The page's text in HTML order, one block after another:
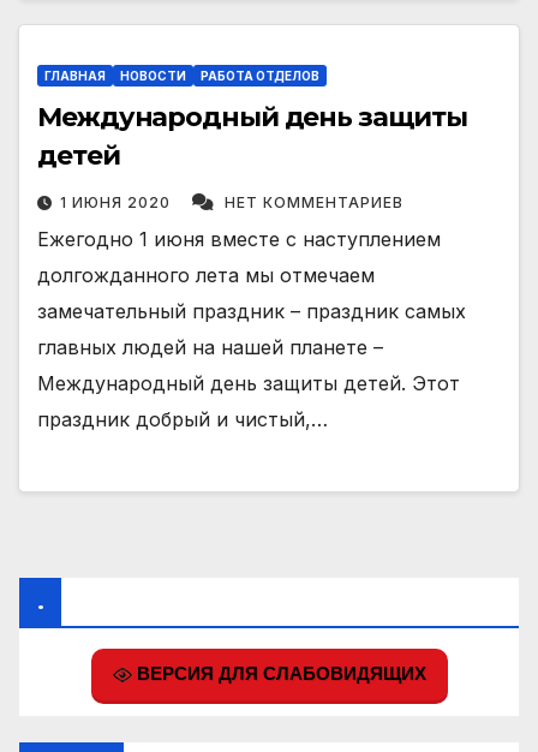
ГЛАВНАЯ НОВОСТИ РАБОТА ОТДЕЛОВ
Международный день защиты
детей
1 ИЮНЯ 2020 НЕТ КОММЕНТАРИЕВ
Ежегодно 1 июня вместе с наступлением
долгожданного лета мы отмечаем
замечательный праздник – праздник самых
главных людей на нашей планете –
Международный день защиты детей. Этот
праздник добрый и чистый,…
.
ВЕРСИЯ ДЛЯ СЛАБОВИДЯЩИХ